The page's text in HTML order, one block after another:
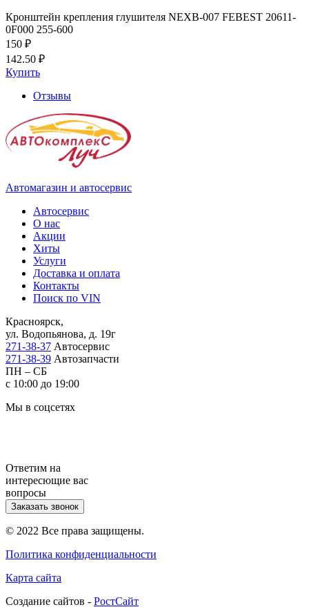
Кронштейн крепления глушителя NEXB-007 FEBEST 20611-
0F000 255-600
150 ₽
142.50 ₽
Купить
Отзывы
Автомагазин и автосервис
Автосервис
О нас
Акции
Хиты
Услуги
Доставка и оплата
Контакты
Поиск по VIN
Красноярск,
ул. Водопьянова, д. 19г
271-38-37 Автосервис
271-38-39 Автозапчасти
ПН – СБ
с 10:00 до 19:00
Мы в соцсетях
Ответим на
интересющие вас
вопросы
Заказать звонок
© 2022 Все права защищены.
Политика конфиденциальности
Карта сайта
Cоздание сайтов - РостСайт